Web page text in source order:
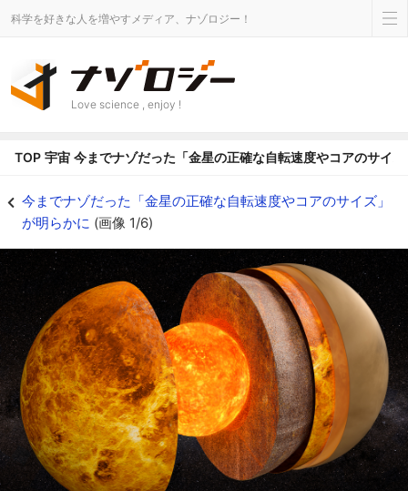
科学を好きな人を増やすメディア、ナゾロジー！
Love science , enjoy !
TOP 宇宙 今までナゾだった「金星の正確な自転速度やコアのサイ
今までナゾだった「金星の正確な自転速度やコアのサイズ」
が明らかに (画像 1/6)